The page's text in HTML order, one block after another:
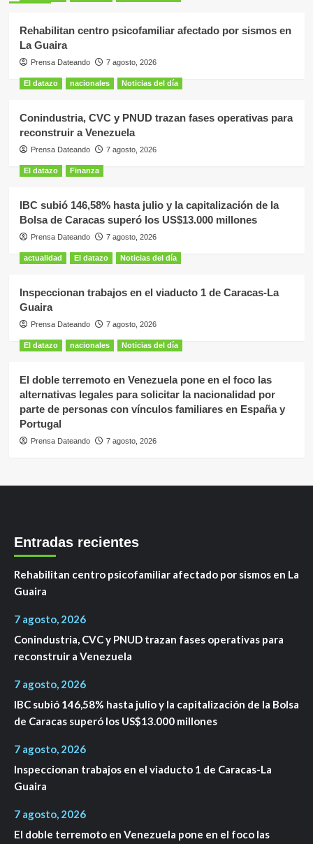
Rehabilitan centro psicofamiliar afectado por sismos en
La Guaira
Prensa Dateando 7 agosto, 2026
El datazo nacionales Noticias del día
Conindustria, CVC y PNUD trazan fases operativas para
reconstruir a Venezuela
Prensa Dateando 7 agosto, 2026
El datazo Finanza
IBC subió 146,58% hasta julio y la capitalización de la
Bolsa de Caracas superó los US$13.000 millones
Prensa Dateando 7 agosto, 2026
actualidad El datazo Noticias del día
Inspeccionan trabajos en el viaducto 1 de Caracas-La
Guaira
Prensa Dateando 7 agosto, 2026
El datazo nacionales Noticias del día
El doble terremoto en Venezuela pone en el foco las
alternativas legales para solicitar la nacionalidad por
parte de personas con vínculos familiares en España y
Portugal
Prensa Dateando 7 agosto, 2026
Entradas recientes
Rehabilitan centro psicofamiliar afectado por sismos en La
Guaira
7 agosto, 2026
Conindustria, CVC y PNUD trazan fases operativas para
reconstruir a Venezuela
7 agosto, 2026
IBC subió 146,58% hasta julio y la capitalización de la Bolsa
de Caracas superó los US$13.000 millones
7 agosto, 2026
Inspeccionan trabajos en el viaducto 1 de Caracas-La
Guaira
7 agosto, 2026
El doble terremoto en Venezuela pone en el foco las